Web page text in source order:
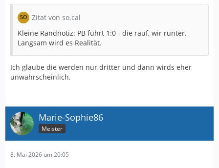
Zitat von so.cal
Kleine Randnotiz: PB führt 1:0 - die rauf, wir runter.
Langsam wird es Realität.
Ich glaube die werden nur dritter und dann wirds eher
unwahrscheinlich.
Marie-Sophie86
Meister
8. Mai 2026 um 20:05